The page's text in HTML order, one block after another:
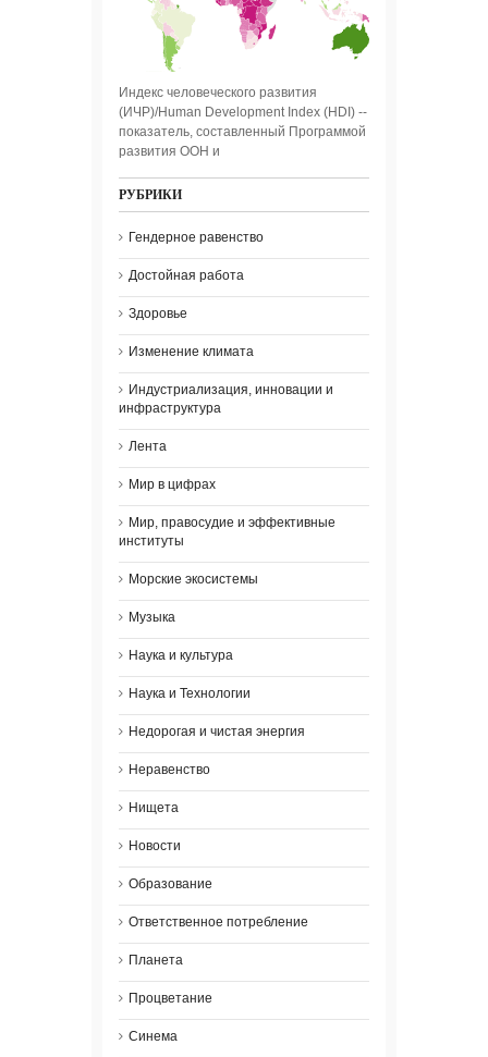
Индекс человеческого развития
(ИЧР)/Human Development Index (HDI) --
показатель, составленный Программой
развития ООН и
РУБРИКИ
Гендерное равенство
Достойная работа
Здоровье
Изменение климата
Индустриализация, инновации и
инфраструктура
Лента
Мир в цифрах
Мир, правосудие и эффективные
институты
Морские экосистемы
Музыка
Наука и культура
Наука и Технологии
Недорогая и чистая энергия
Неравенство
Нищета
Новости
Образование
Ответственное потребление
Планета
Процветание
Синема